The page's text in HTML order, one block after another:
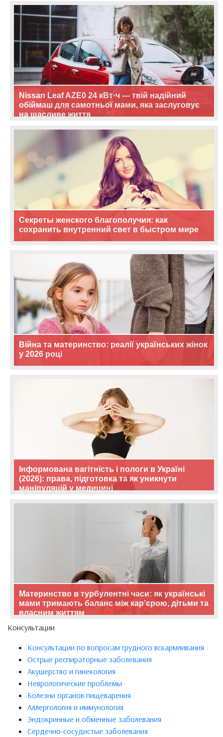
Nissan Leaf AZE0 24 кВт·ч — твій надійний
обіймаш для самотньої мами, яка заслуговує
на щасливе життя
Секреты женского благополучия: как
сохранить внутренний свет в быстром мире
Війна та материнство: реалії українських жінок
у 2026 році
Інформована вагітність і пологи в Україні
(2026): права, підготовка та як уникнути
маніпуляцій у медицині
Материнство в турбулентні часи: як українські
мами тримають баланс між кар’єрою, дітьми та
власним життям
Консультации
Консультации по вопросам грудного вскармливания
Острые респираторные заболевания
Акушерство и гинекология
Неврологические проблемы
Болезни органов пищеварения
Аллергология и иммунология
Эндокринные и обменные заболевания
Сердечно-сосудистые заболевания